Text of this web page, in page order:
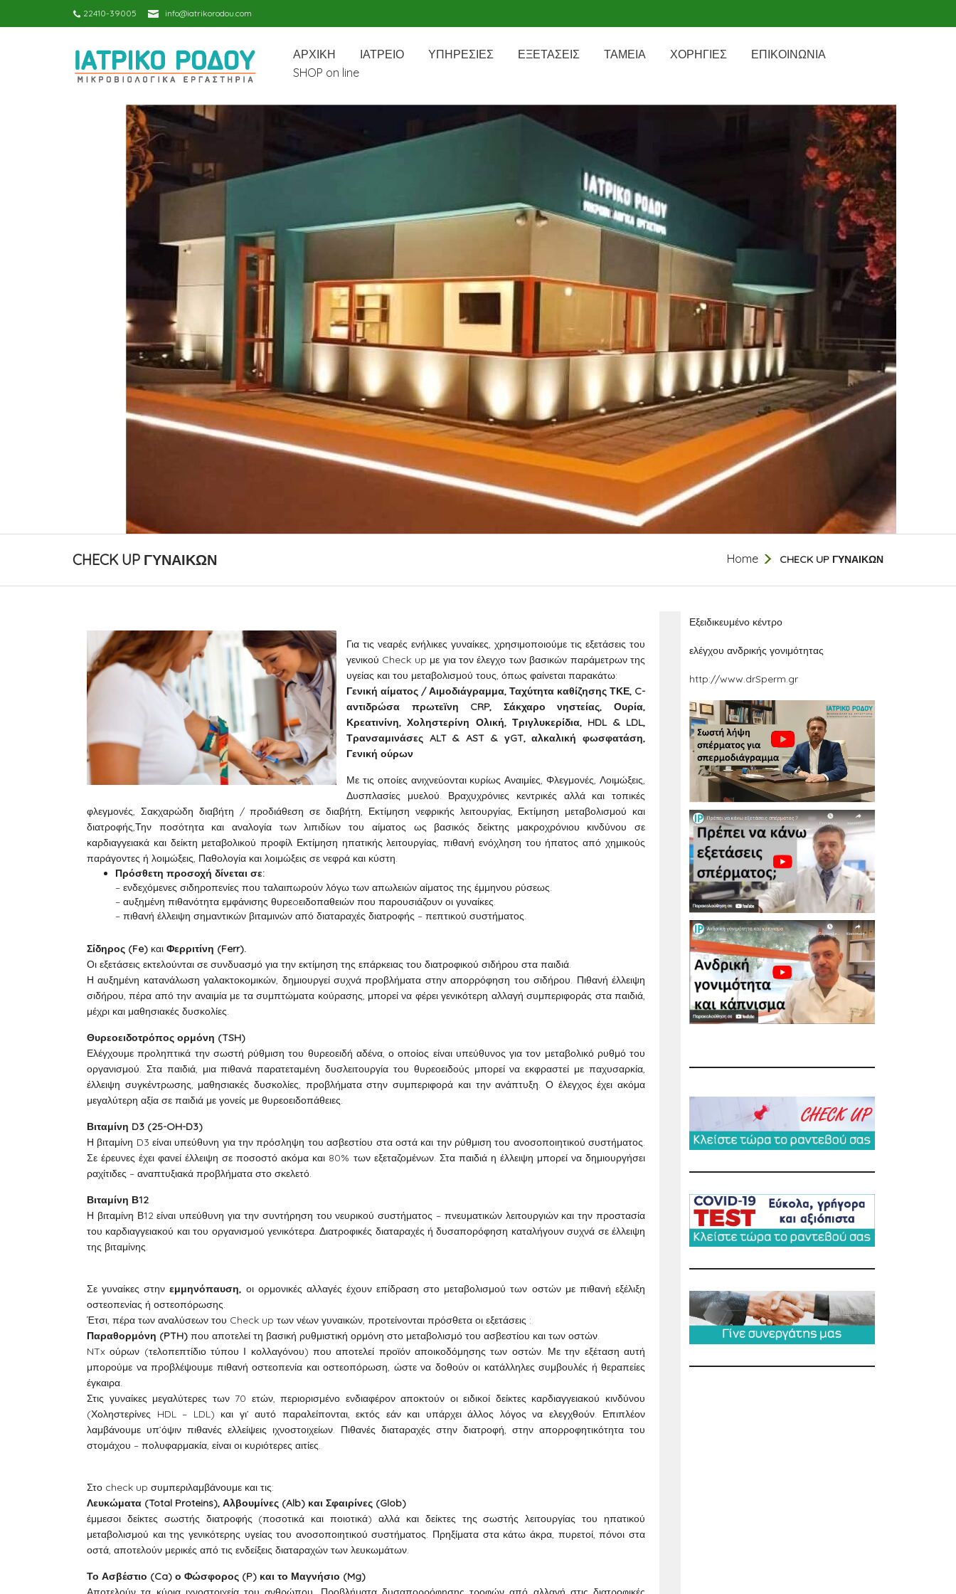
22410-39005 info@iatrikorodou.com
ΑΡΧΙΚΗ ΙΑΤΡΕΙΟ ΥΠΗΡΕΣΙΕΣ ΕΞΕΤΑΣΕΙΣ ΤΑΜΕΙΑ ΧΟΡΗΓΙΕΣ
ΕΠΙΚΟΙΝΩΝΙΑ
SHOP on line
CHECK UP ΓΥΝΑΙΚΩΝ Home CHECK UP ΓΥΝΑΙΚΩΝ
Για τις νεαρές ενήλικες γυναίκες, χρησιμοποιούμε τις εξετάσεις του
γενικού Check up με για τον έλεγχο των βασικών παράμετρων της
υγείας και του μεταβολισμού τους, όπως φαίνεται παρακάτω:
Γενική αίματος / Αιμοδιάγραμμα, Ταχύτητα καθίζησης ΤΚΕ, C-
αντιδρώσα πρωτεϊνη CRP, Σάκχαρο νηστείας, Ουρία,
Κρεατινίνη, Χοληστερίνη Ολική, Τριγλυκερίδια, HDL & LDL,
Τρανσαμινάσες ALT & AST & γGT, αλκαλική φωσφατάση,
Γενική ούρων
Με τις οποίες ανιχνεύονται κυρίως Αναιμίες, Φλεγμονές, Λοιμώξεις,
Δυσπλασίες μυελού. Βραχυχρόνιες κεντρικές αλλά και τοπικές
φλεγμονές, Σακχαρώδη διαβήτη / προδιάθεση σε διαβήτη, Εκτίμηση νεφρικής λειτουργίας, Εκτίμηση μεταβολισμού και
διατροφής,Την ποσότητα και αναλογία των λιπιδίων του αίματος ως βασικός δείκτης μακροχρόνιου κινδύνου σε
καρδιαγγειακά και δείκτη μεταβολικού προφίλ Εκτίμηση ηπατικής λειτουργίας, πιθανή ενόχληση του ήπατος από χημικούς
παράγοντες ή λοιμώξεις, Παθολογία και λοιμώξεις σε νεφρά και κύστη.
Πρόσθετη προσοχή δίνεται σε:
– ενδεχόμενες σιδηροπενίες που ταλαιπωρούν λόγω των απωλειών αίματος της έμμηνου ρύσεως.
– αυξημένη πιθανότητα εμφάνισης θυρεoειδοπαθειών που παρουσιάζουν οι γυναίκες.
– πιθανή έλλειψη σημαντικών βιταμινών από διαταραχές διατροφής – πεπτικού συστήματος.
Σίδηρος (Fe) και Φερριτίνη (Ferr).
Οι εξετάσεις εκτελούνται σε συνδυασμό για την εκτίμηση της επάρκειας του διατροφικού σιδήρου στα παιδιά.
Η αυξημένη κατανάλωση γαλακτοκομικών, δημιουργεί συχνά προβλήματα στην απορρόφηση του σιδήρου. Πιθανή έλλειψη
σιδήρου, πέρα από την αναιμία με τα συμπτώματα κούρασης, μπορεί να φέρει γενικότερη αλλαγή συμπεριφοράς στα παιδιά,
μέχρι και μαθησιακές δυσκολίες.
Θυρεοειδοτρόπος ορμόνη (TSH)
Ελέγχουμε προληπτικά την σωστή ρύθμιση του θυρεοειδή αδένα, ο οποίος είναι υπεύθυνος για τον μεταβολικό ρυθμό του
οργανισμού. Στα παιδιά, μια πιθανά παρατεταμένη δυσλειτουργία του θυρεοειδούς μπορεί να εκφραστεί με παχυσαρκία,
έλλειψη συγκέντρωσης, μαθησιακές δυσκολίες, προβλήματα στην συμπεριφορά και την ανάπτυξη. Ο έλεγχος έχει ακόμα
μεγαλύτερη αξία σε παιδιά με γονείς με θυρεοειδοπάθειες.
Βιταμίνη D3 (25-OH-D3)
Η βιταμίνη D3 είναι υπεύθυνη για την πρόσληψη του ασβεστίου στα οστά και την ρύθμιση του ανοσοποιητικού συστήματος.
Σε έρευνες έχει φανεί έλλειψη σε ποσοστό ακόμα και 80% των εξεταζομένων. Στα παιδιά η έλλειψη μπορεί να δημιουργήσει
ραχίτιδες – αναπτυξιακά προβλήματα στο σκελετό.
Βιταμίνη Β12
Η βιταμίνη Β12 είναι υπεύθυνη για την συντήρηση του νευρικού συστήματος – πνευματικών λειτουργιών και την προστασία
του καρδιαγγειακού και του οργανισμού γενικότερα. Διατροφικές διαταραχές ή δυσαπορόφηση καταλήγουν συχνά σε έλλειψη
της βιταμίνης.
Σε γυναίκες στην εμμηνόπαυση, οι ορμονικές αλλαγές έχουν επίδραση στο μεταβολισμού των οστών με πιθανή εξέλιξη
οστεοπενίας ή οστεοπόρωσης.
Έτσι, πέρα των αναλύσεων του Check up των νέων γυναικών, προτείνονται πρόσθετα οι εξετάσεις :
Παραθορμόνη (PTH) που αποτελεί τη βασική ρυθμιστική ορμόνη στο μεταβολισμό του ασβεστίου και των οστών.
NTx ούρων (τελοπεπτίδιο τύπου Ι κολλαγόνου) που αποτελεί προϊόν αποικοδόμησης των οστών. Με την εξέταση αυτή
μπορούμε να προβλέψουμε πιθανή οστεοπενία και οστεοπόρωση, ώστε να δοθούν οι κατάλληλες συμβουλές ή θεραπείες
έγκαιρα.
Στις γυναίκες μεγαλύτερες των 70 ετών, περιορισμένο ενδιαφέρον αποκτούν οι ειδικοί δείκτες καρδιαγγειακού κινδύνου
(Χοληστερίνες HDL – LDL) και γι’ αυτό παραλείπονται, εκτός εάν και υπάρχει άλλος λόγος να ελεγχθούν. Επιπλέον
λαμβάνουμε υπ’όψιν πιθανές ελλείψεις ιχνοστοιχείων. Πιθανές διαταραχές στην διατροφή, στην απορροφητικότητα του
στομάχου – πολυφαρμακία, είναι οι κυριότερες αιτίες.
Στο check up συμπεριλαμβάνουμε και τις:
Λευκώματα (Total Proteins), Αλβουμίνες (Alb) και Σφαιρίνες (Glob)
έμμεσοι δείκτες σωστής διατροφής (ποσοτικά και ποιοτικά) αλλά και δείκτες της σωστής λειτουργίας του ηπατικού
μεταβολισμού και της γενικότερης υγείας του ανοσοποιητικού συστήματος. Πρηξίματα στα κάτω άκρα, πυρετοί, πόνοι στα
οστά, αποτελούν μερικές από τις ενδείξεις διαταραχών των λευκωμάτων.
Το Ασβέστιο (Ca) ο Φώσφορος (P) και το Μαγνήσιο (Mg)
Εξειδικευμένο κέντρο
ελέγχου ανδρικής γονιμότητας
http://www.drSperm.gr